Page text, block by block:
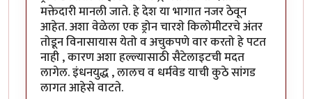
मक्तेदारी मानली जाते. हे देश या भागात नजर ठेवून
आहेत. अशा वेळेला एक ड्रोन चारशे किलोमीटरचे अंतर
तोडून विनासायास येतो व अचुकपणे वार करतो हे पटत
नाही , कारण अशा हल्ल्यासाठी सैटेलाइटची मदत
लागेल. इंधनयुद्ध , लालच व धर्मवेड याची कुठे सांगड
लागत आहेसे वाटते.